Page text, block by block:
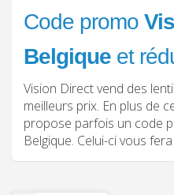
Code promo
Belgique et
Vision Direct vend des
meilleurs prix. En plus de
propose parfois un code
Belgique. Celui-ci vous